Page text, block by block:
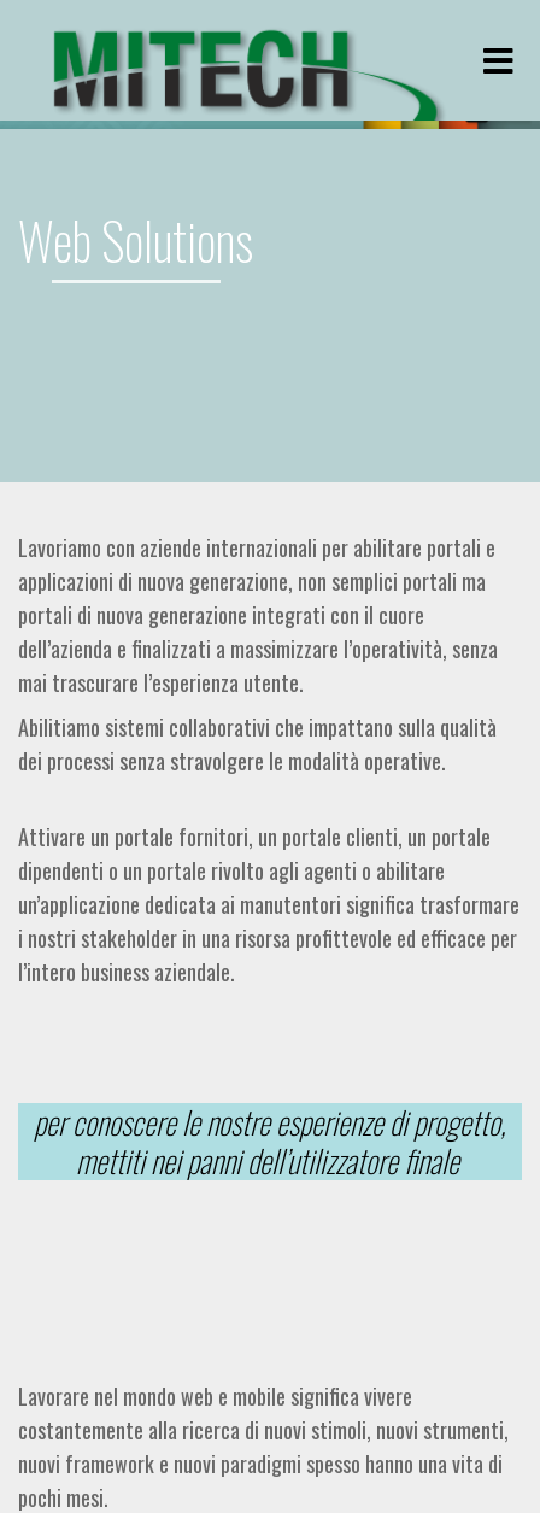
Web Solutions
Lavoriamo con aziende internazionali per abilitare portali e
applicazioni di nuova generazione, non semplici portali ma
portali di nuova generazione integrati con il cuore
dell’azienda e finalizzati a massimizzare l’operatività, senza
mai trascurare l’esperienza utente.
Abilitiamo sistemi collaborativi che impattano sulla qualità
dei processi senza stravolgere le modalità operative.
Attivare un portale fornitori, un portale clienti, un portale
dipendenti o un portale rivolto agli agenti o abilitare
un’applicazione dedicata ai manutentori significa trasformare
i nostri stakeholder in una risorsa profittevole ed efficace per
l’intero business aziendale.
per conoscere le nostre esperienze di progetto,
mettiti nei panni dell’utilizzatore finale
Lavorare nel mondo web e mobile significa vivere
costantemente alla ricerca di nuovi stimoli, nuovi strumenti,
nuovi framework e nuovi paradigmi spesso hanno una vita di
pochi mesi.